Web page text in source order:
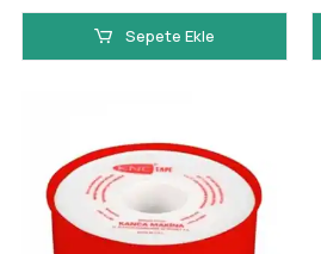
Sepete Ekle